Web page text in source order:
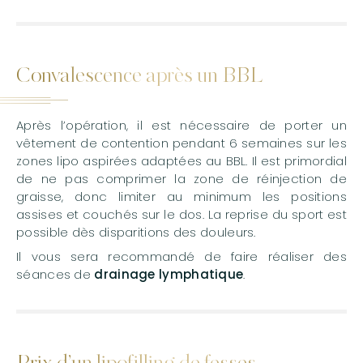
Convalescence après un BBL
Après l’opération, il est nécessaire de porter un
vêtement de contention pendant 6 semaines sur les
zones lipo aspirées adaptées au BBL. Il est primordial
de ne pas comprimer la zone de réinjection de
graisse, donc limiter au minimum les positions
assises et couchés sur le dos. La reprise du sport est
possible dès disparitions des douleurs.
Il vous sera recommandé de faire réaliser des
séances de drainage lymphatique.